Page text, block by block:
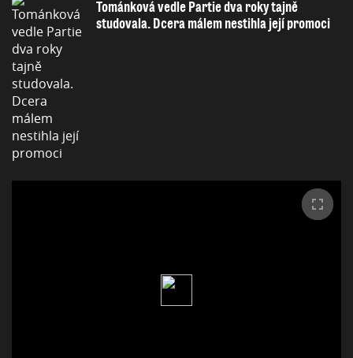
Tománková vedle Partie dva roky tajně
studovala. Dcera málem nestihla její promoci